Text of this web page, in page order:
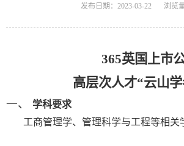
发布日期：2023-03-22 浏览
365英国上市
高层次人才“云山
一、
学科要求
工商管理学、管理科学与工程等相关